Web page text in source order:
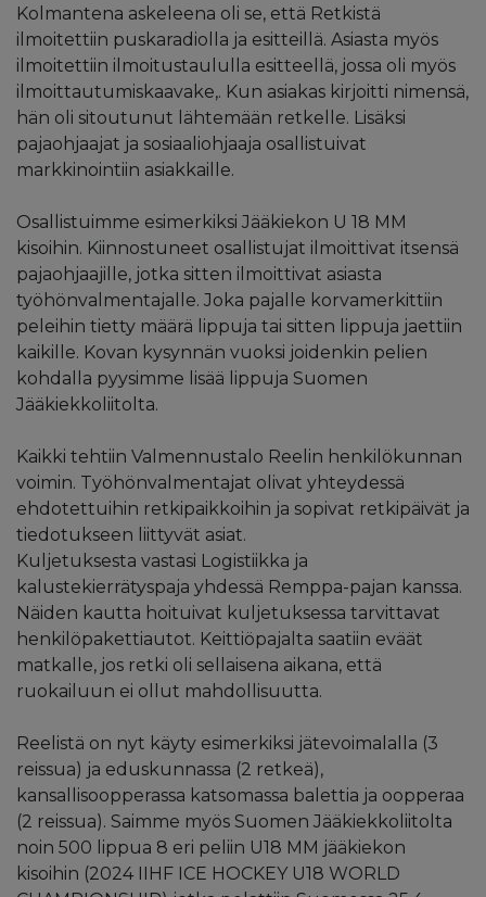
Kolmantena askeleena oli se, että Retkistä
ilmoitettiin puskaradiolla ja esitteillä. Asiasta myös
ilmoitettiin ilmoitustaululla esitteellä, jossa oli myös
ilmoittautumiskaavake,. Kun asiakas kirjoitti nimensä,
hän oli sitoutunut lähtemään retkelle. Lisäksi
pajaohjaajat ja sosiaaliohjaaja osallistuivat
markkinointiin asiakkaille.
Osallistuimme esimerkiksi Jääkiekon U 18 MM
kisoihin. Kiinnostuneet osallistujat ilmoittivat itsensä
pajaohjaajille, jotka sitten ilmoittivat asiasta
työhönvalmentajalle. Joka pajalle korvamerkittiin
peleihin tietty määrä lippuja tai sitten lippuja jaettiin
kaikille. Kovan kysynnän vuoksi joidenkin pelien
kohdalla pyysimme lisää lippuja Suomen
Jääkiekkoliitolta.
Kaikki tehtiin Valmennustalo Reelin henkilökunnan
voimin. Työhönvalmentajat olivat yhteydessä
ehdotettuihin retkipaikkoihin ja sopivat retkipäivät ja
tiedotukseen liittyvät asiat.
Kuljetuksesta vastasi Logistiikka ja
kalustekierrätyspaja yhdessä Remppa-pajan kanssa.
Näiden kautta hoituivat kuljetuksessa tarvittavat
henkilöpakettiautot. Keittiöpajalta saatiin eväät
matkalle, jos retki oli sellaisena aikana, että
ruokailuun ei ollut mahdollisuutta.
Reelistä on nyt käyty esimerkiksi jätevoimalalla (3
reissua) ja eduskunnassa (2 retkeä),
kansallisoopperassa katsomassa balettia ja oopperaa
(2 reissua). Saimme myös Suomen Jääkiekkoliitolta
noin 500 lippua 8 eri peliin U18 MM jääkiekon
kisoihin (2024 IIHF ICE HOCKEY U18 WORLD